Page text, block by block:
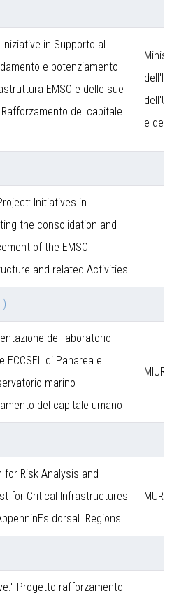
Iniziative in Supporto al
e potenziamento
EMSO e delle sue
del capitale
e
Initiatives in
the consolidation and
of the EMSO
and related Activities
)
del laboratorio
ECCSEL di Panarea e
marino -
del capitale umano
MIUR
for Risk Analysis and
for Critical Infrastructures
dorsaL Regions
MUR
Progetto rafforzamento